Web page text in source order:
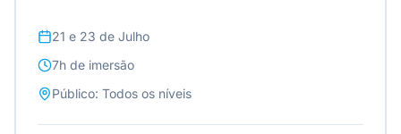
21 e 23 de Julho
7h de imersão
Público: Todos os níveis